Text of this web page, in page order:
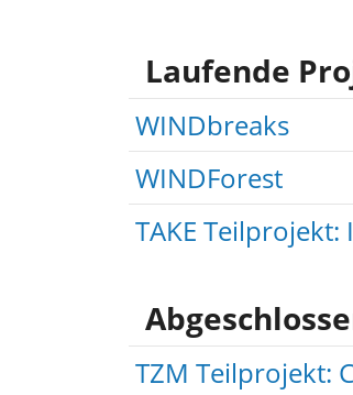
Laufende
WINDbreaks
WINDForest
TAKE
TZM Teilprojekt: